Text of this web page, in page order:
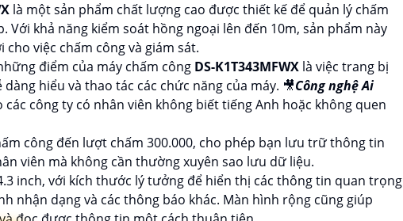
là một sản phẩm chất lượng cao được thiết kế để quản lý chấm
Với khả năng kiểm soát hồng ngoại lên đến 10m, sản phẩm này
việc chấm công và giám sát.
điểm của máy chấm công DS-K1T343MFWX là việc trang bị
hiểu và thao tác các chức năng của máy. 🎥Công nghệ Ai
công ty có nhân viên không biết tiếng Anh hoặc không quen
công đến lượt chấm 300.000, cho phép bạn lưu trữ thông tin
viên mà không cần thường xuyên sao lưu dữ liệu.
inch, với kích thước lý tưởng để hiển thị các thông tin quan trọng
nhận dạng và các thông báo khác. Màn hình rộng cũng giúp